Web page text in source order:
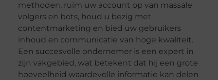
methoden, ruim uw account op van massale
volgers en bots, houd u bezig met
contentmarketing en bied uw gebruikers
inhoud en communicatie van hoge kwaliteit.
Een succesvolle ondernemer is een expert in
zijn vakgebied, wat betekent dat hij een grote
hoeveelheid waardevolle informatie kan delen